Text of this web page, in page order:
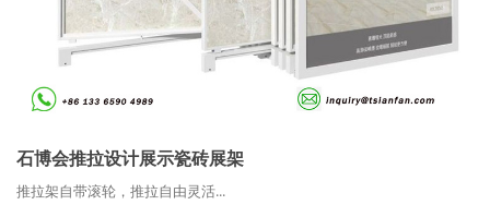
石博会推拉设计展示瓷砖展架
推拉架自带滚轮，推拉自由灵活...